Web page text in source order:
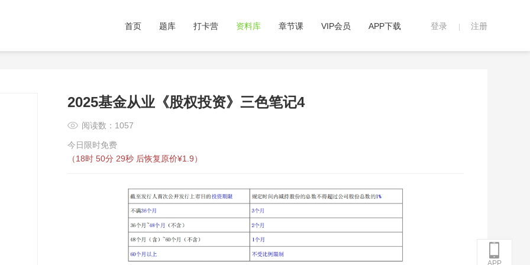
登录 注册
首页 题库 打卡营 资料库 章节课 VIP会员 APP下载
2025基金从业《股权投资》三色笔记4
阅读数：1057
今日限时免费
（18时 50分 29秒 后恢复原价¥1.9）
APP